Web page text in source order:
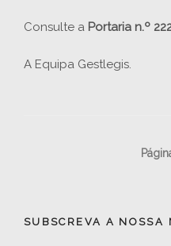
Consulte a Portaria n.º
A Equipa Gestlegis.
SUBSCREVA A NOSSA